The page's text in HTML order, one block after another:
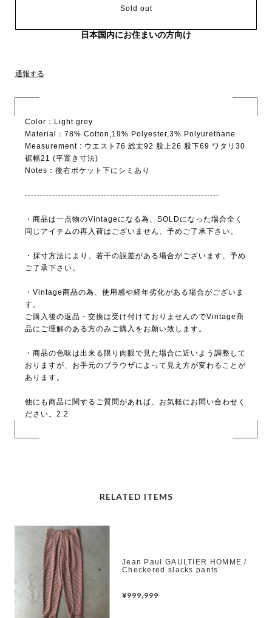
Sold out
日本国内にお住まいの方向け
通報する
Color：Light grey
Material：78% Cotton,19% Polyester,3% Polyurethane
Measurement : ウエスト76 総丈92 股上26 股下69 ワタリ30
裾幅21 (平置き寸法)
Notes：後右ポケット下にシミあり
----------------------------------------------------------------
・商品は一点物のVintageになる為、SOLDになった場合全く
同じアイテムの再入荷はございません、予めご了承下さい。
・採寸方法により、若干の誤差がある場合がございます、予め
ご了承下さい。
・Vintage商品の為、使用感や経年劣化がある場合がございま
す。
ご購入後の返品・交換は受け付けておりませんのでVintage商
品にご理解のある方のみご購入をお願い致します。
・商品の色味は出来る限り肉眼で見た場合に近いよう調整して
おりますが、お手元のブラウザによって見え方が変わることが
あります。
他にも商品に関するご質問があれば、お気軽にお問い合わせく
ださい。2.2
RELATED ITEMS
Jean Paul GAULTIER HOMME /
Checkered slacks pants
¥999,999